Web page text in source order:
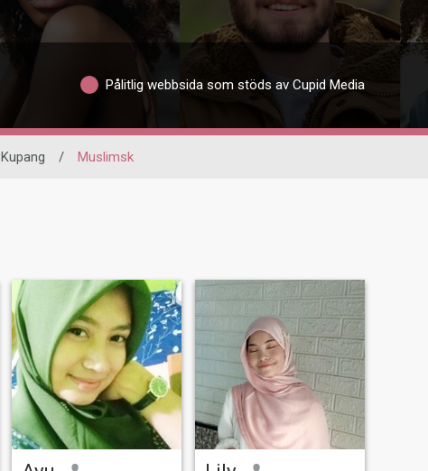
Pålitlig webbsida som stöds av Cupid Media
Kupang / Muslimsk